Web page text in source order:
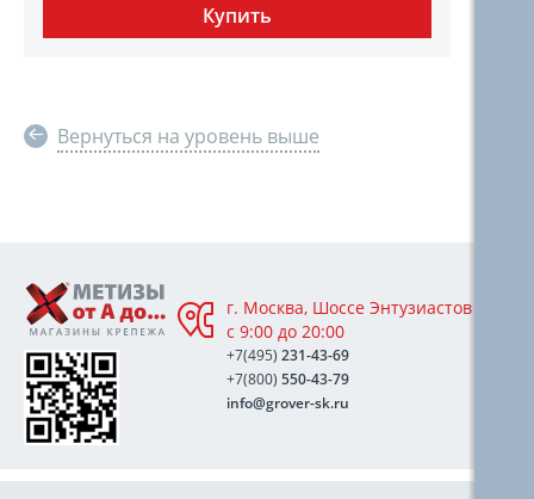
Вернуться на уровень выше
г. Москва, Шоссе Энтузиастов 76А,
с 9:00 до 20:00
+7(495) 231-43-69
+7(800) 550-43-79
info@grover-sk.ru